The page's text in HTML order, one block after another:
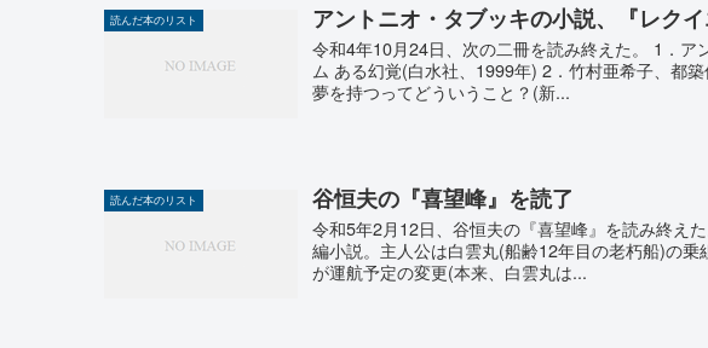
読んだ本のリスト アントニオ・タブッキの小説、『レク
令和4年10月24日、次の二冊を読み終えた。 1．
ム ある幻覚(白水社、1999年) 2．竹村亜希子、都
夢を持つってどういうこと？(新...
読んだ本のリスト 谷恒夫の『喜望峰』を読了
令和5年2月12日、谷恒夫の『喜望峰』を読み終え
編小説。主人公は白雲丸(船齢12年目の老朽船)の
が運航予定の変更(本来、白雲丸は...